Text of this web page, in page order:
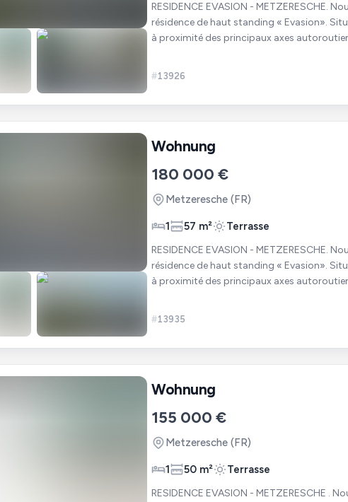
RESIDENCE EVASION - METZERESCHE. Nous sommes ravis de vous présenter la
résidence de haut standing « Evasion».
à proximité des principaux axes
#13926
Wohnung
180 000 €
Metzeresche (FR)
1 57 m² Terrasse
RESIDENCE EVASION - METZERESCHE. Nous sommes ravis de vous présenter la
résidence de haut standing « Evasion».
à proximité des principaux axes
#13935
Wohnung
155 000 €
Metzeresche (FR)
1 50 m² Terrasse
RESIDENCE EVASION - METZERESCHE . Nous sommes ravis de vous présenter la